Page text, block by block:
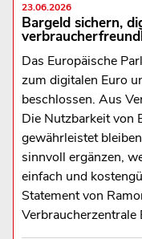
23.06.2026
Bargeld sichern,
Das Europäische
zum digitalen Euro
beschlossen. Aus
Die Nutzbarkeit von
gewährleistet
sinnvoll ergänzen,
einfach und
Statement von
Verbraucherzentrale